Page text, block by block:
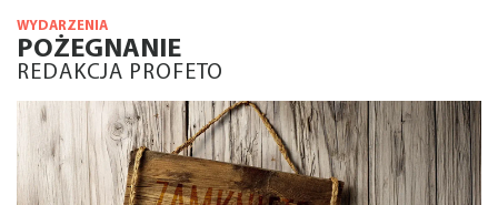
WYDARZENIA
POŻEGNANIE
REDAKCJA PROFETO